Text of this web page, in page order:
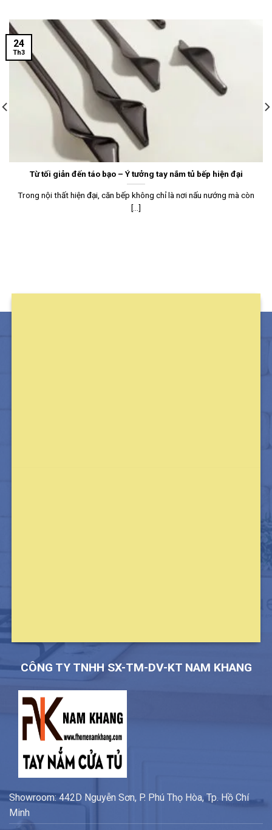
Từ tối giản đến táo bạo – Ý tưởng tay nắm tủ bếp hiện đại
Trong nội thất hiện đại, căn bếp không chỉ là nơi nấu nướng mà còn
[...]
24
Th3
CÔNG TY TNHH SX-TM-DV-KT NAM KHANG
Showroom: 442D Nguyễn Sơn, P. Phú Thọ Hòa, Tp. Hồ Chí
Minh